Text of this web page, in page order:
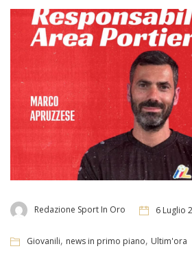
Redazione Sport In Oro 6 Luglio
Giovanili, news in primo piano, Ultim'ora